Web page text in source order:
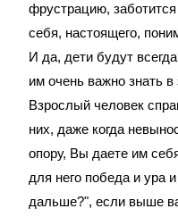
фрустрацию,
себя, настоящего,
И да, дети будут
им очень важно знать
Взрослый человек
них, даже когда
опору, Вы даете им
для него победа и ура
дальше?", если выше